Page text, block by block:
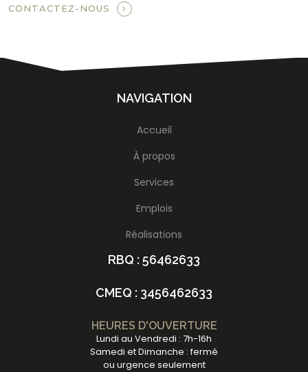
CONTACTEZ-NOUS
NAVIGATION
Accueil
À propos
Services
Emplois
Réalisations
RBQ : 56462633
CMEQ : 3456462633
HEURES D'OUVERTURE
Lundi au Vendredi : 7h-16h
Samedi et Dimanche : fermé
ou urgence seulement